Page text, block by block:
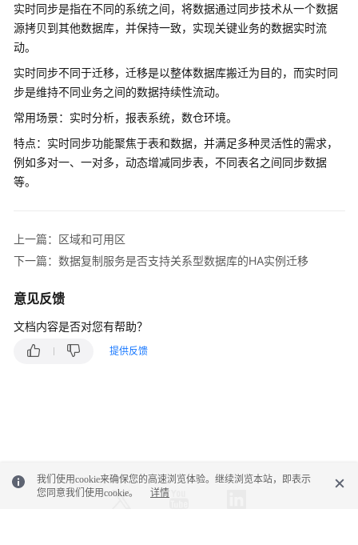
考
问
题
障
排
频
帮
多
文
（阿
布
实时同步是指在不同的系统之间，将数据通过同步技术从一个数据
源拷贝到其他数据库，并保持一致，实现关键业务的数据实时流
动。
实时同步不同于迁移，迁移是以整体数据库搬迁为目的，而实时同
步是维持不同业务之间的数据持续性流动。
常用场景：实时分析，报表系统，数仓环境。
特点： 实时同步功能聚焦于表和数据，并满足多种灵活性的需求，
例如多对一、一对多，动态增减同步表，不同表名之间同步数据
等。
上一篇：区域和可用区
下一篇：数据复制服务是否支持关系型数据库的HA实例迁移
意见反馈
文档内容是否对您有帮助？
提供反馈
我们使用cookie来确保您的高速浏览体验。继续浏览本站，即表示
您同意我们使用cookie。
详情